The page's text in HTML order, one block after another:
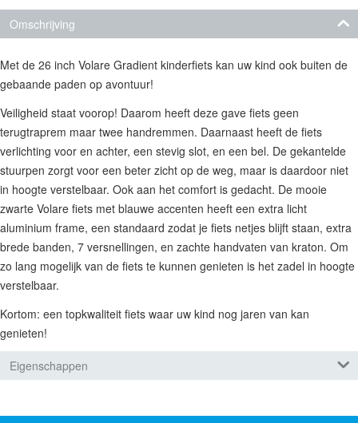
Omschrijving
Met de 26 inch Volare Gradient kinderfiets kan uw kind ook buiten de
gebaande paden op avontuur!
Veiligheid staat voorop! Daarom heeft deze gave fiets geen
terugtraprem maar twee handremmen. Daarnaast heeft de fiets
verlichting voor en achter, een stevig slot, en een bel. De gekantelde
stuurpen zorgt voor een beter zicht op de weg, maar is daardoor niet
in hoogte verstelbaar. Ook aan het comfort is gedacht. De mooie
zwarte Volare fiets met blauwe accenten heeft een extra licht
aluminium frame, een standaard zodat je fiets netjes blijft staan, extra
brede banden, 7 versnellingen, en zachte handvaten van kraton. Om
zo lang mogelijk van de fiets te kunnen genieten is het zadel in hoogte
verstelbaar.
Kortom: een topkwaliteit fiets waar uw kind nog jaren van kan
genieten!
Eigenschappen